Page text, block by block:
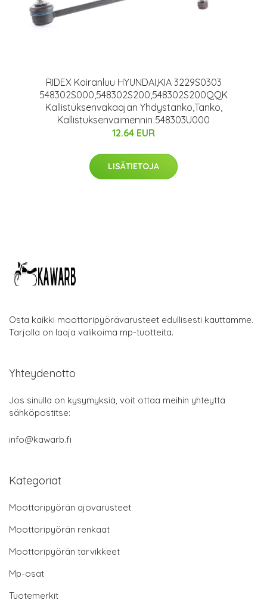
RIDEX Koiranluu HYUNDAI,KIA 3229S0303
548302S000,548302S200,548302S200QQK
Kallistuksenvakaajan Yhdystanko,Tanko,
Kallistuksenvaimennin 548303U000
12.64 EUR
LISÄTIETOJA
Osta kaikki moottoripyörävarusteet edullisesti kauttamme.
Tarjolla on laaja valikoima mp-tuotteita.
Yhteydenotto
Jos sinulla on kysymyksiä, voit ottaa meihin yhteyttä
sähköpostitse:
info@kawarb.fi
Kategoriat
Moottoripyörän ajovarusteet
Moottoripyörän renkaat
Moottoripyörän tarvikkeet
Mp-osat
Tuotemerkit